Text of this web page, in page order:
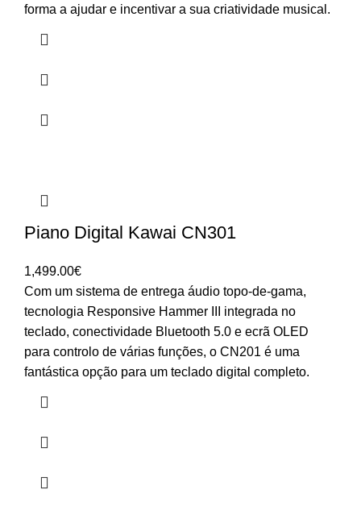
forma a ajudar e incentivar a sua criatividade musical.
Piano Digital Kawai CN301
1,499.00€
Com um sistema de entrega áudio topo-de-gama,
tecnologia Responsive Hammer III integrada no
teclado, conectividade Bluetooth 5.0 e ecrã OLED
para controlo de várias funções, o CN201 é uma
fantástica opção para um teclado digital completo.